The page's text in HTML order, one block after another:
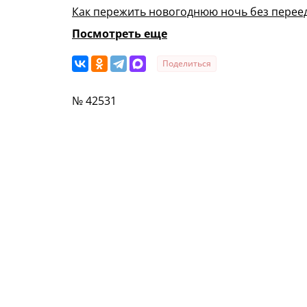
Как пережить новогоднюю ночь без
Посмотреть еще
Поделиться
№ 42531